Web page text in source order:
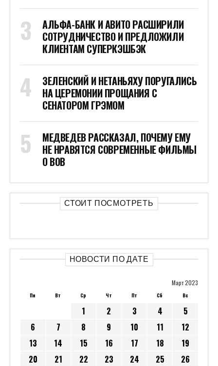
АЛЬФА-БАНК И АВИТО РАСШИРИЛИ
СОТРУДНИЧЕСТВО И ПРЕДЛОЖИЛИ
КЛИЕНТАМ СУПЕРКЭШБЭК
ЗЕЛЕНСКИЙ И НЕТАНЬЯХУ ПОРУГАЛИСЬ
НА ЦЕРЕМОНИИ ПРОЩАНИЯ С
СЕНАТОРОМ ГРЭМОМ
МЕДВЕДЕВ РАССКАЗАЛ, ПОЧЕМУ ЕМУ
НЕ НРАВЯТСЯ СОВРЕМЕННЫЕ ФИЛЬМЫ
О ВОВ
СТОИТ ПОСМОТРЕТЬ
НОВОСТИ ПО ДАТЕ
Март 2023
Пн Вт Ср Чт Пт Сб Вс
1 2 3 4
5
6
7 8 9 10 11
12
13
14 15 16 17 18
19
20
21 22 23 24 25
26